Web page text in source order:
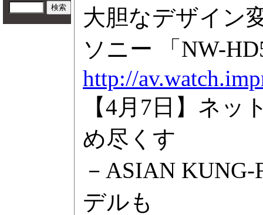
大胆なデザイン
ソニー 「NW-
http://
【4月7日】ネ
め尽くす
－ASIAN
デルも